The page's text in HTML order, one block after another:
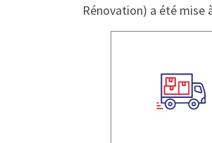
Rénovation) a été mise